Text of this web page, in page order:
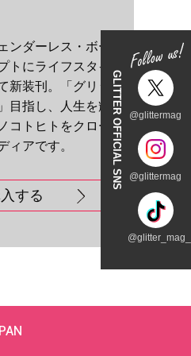
GLITTER OFFICIAL SNS @glittermag
@glittermag
ンダーレス・ボー
トにライフスタイ
新装刊。「グリッ
目指し、人生を輝
コトヒトをクロー
ィアです。
する